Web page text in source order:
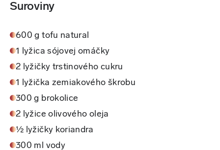
Suroviny
600 g tofu natural
1 lyžica sójovej omáčky
2 lyžičky trstinového cukru
1 lyžička zemiakového škrobu
300 g brokolice
2 lyžice olivového oleja
½ lyžičky koriandra
300 ml vody